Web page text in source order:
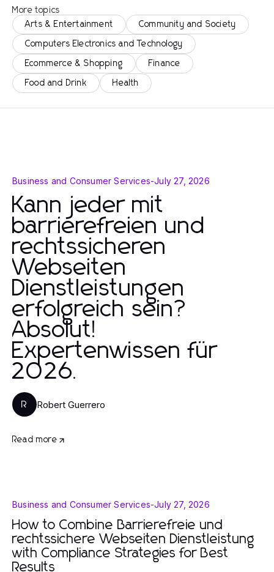
More topics
Arts & Entertainment
Community and Society
Computers Electronics and Technology
Ecommerce & Shopping Finance
Food and Drink Health
Business and Consumer Services-July 27, 2026
Kann jeder mit
barrierefreien und
rechtssicheren
Webseiten
Dienstleistungen
erfolgreich sein?
Absolut!
Expertenwissen für
2026.
R Robert Guerrero
Read more
Business and Consumer Services-July 27, 2026
How to Combine Barrierefreie und
rechtssichere Webseiten Dienstleistung
with Compliance Strategies for Best
Results